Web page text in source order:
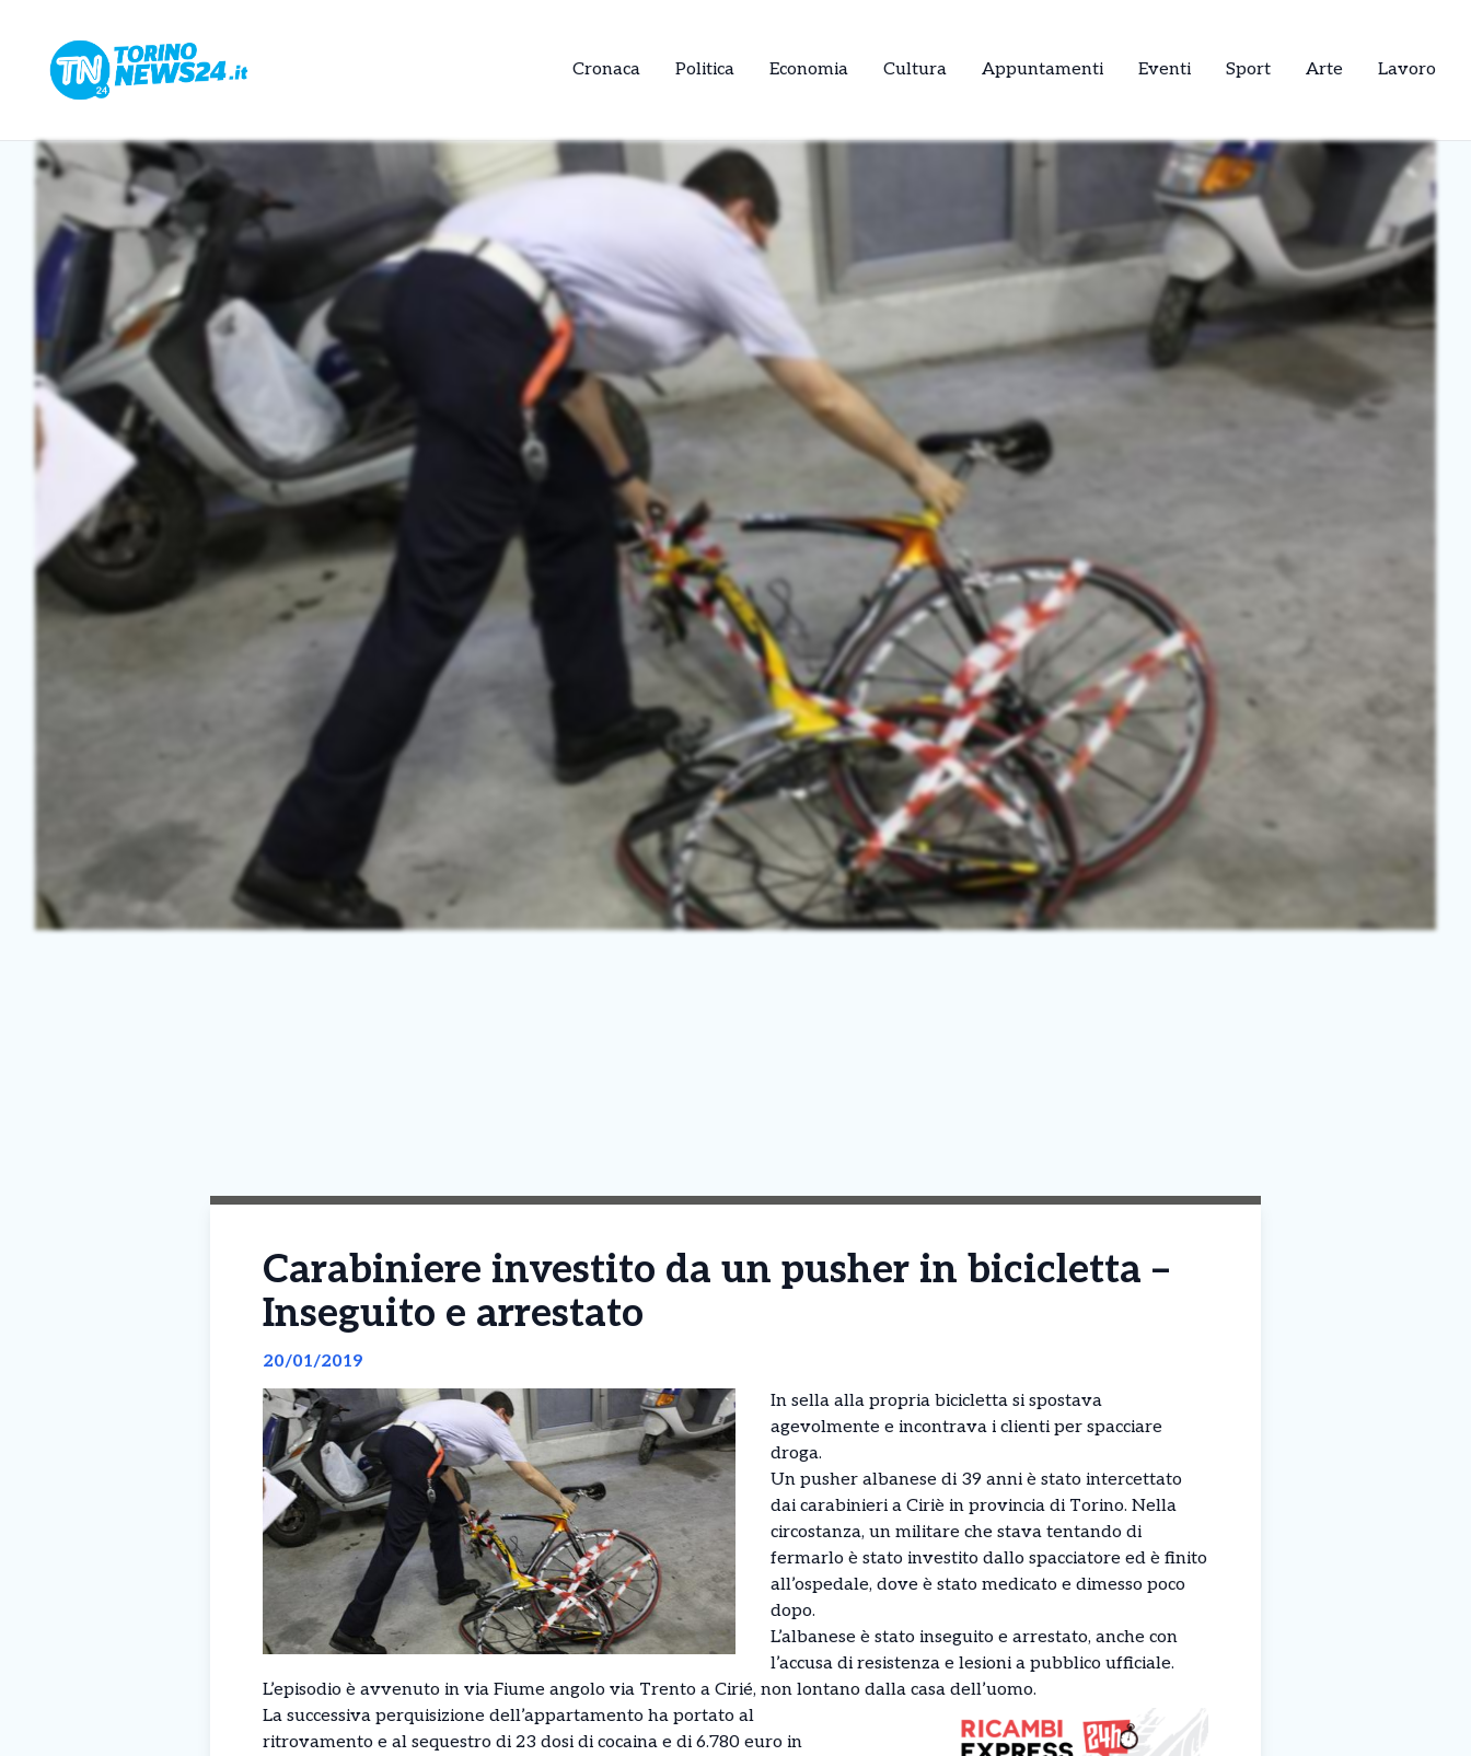
Cronaca Politica Economia Cultura Appuntamenti Eventi Sport Arte Lavoro
Carabiniere investito da un pusher in bicicletta –
Inseguito e arrestato
20/01/2019
In sella alla propria bicicletta si spostava
agevolmente e incontrava i clienti per spacciare
droga.
Un pusher albanese di 39 anni è stato intercettato
dai carabinieri a Ciriè in provincia di Torino. Nella
circostanza, un militare che stava tentando di
fermarlo è stato investito dallo spacciatore ed è finito
all’ospedale, dove è stato medicato e dimesso poco
dopo.
L’albanese è stato inseguito e arrestato, anche con
l’accusa di resistenza e lesioni a pubblico ufficiale.
L’episodio è avvenuto in via Fiume angolo via Trento a Cirié, non lontano dalla casa dell’uomo.
La successiva perquisizione dell’appartamento ha portato al
ritrovamento e al sequestro di 23 dosi di cocaina e di 6.780 euro in